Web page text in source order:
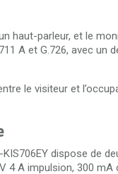
haut-parleur, et le
A et G.726, avec
le visiteur et
dispose de
4 A impulsion, 300